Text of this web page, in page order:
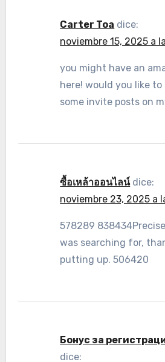
Carter Toa dice:
noviembre 15, 2025 a
you might have an
here! would you like to
some invite posts on
ซื้อเหล้าออนไลน์ dice:
noviembre 23, 2025 a
578289
was searching for,
putting up. 506420
Бонус за
dice: